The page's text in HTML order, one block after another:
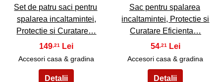
Set de patru saci pentru
spalarea incaltamintei,
Protectie si Curatare…
149 ,21
Accesori casa & gradina
Sac pentru spalarea
incaltamintei, Protectie si
Curatare Eficienta…
54 ,21
Accesori casa & gradina